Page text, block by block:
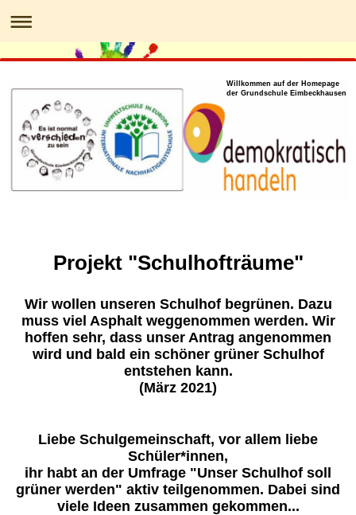
Willkommen auf der Homepage
der Grundschule Eimbeckhausen
Projekt "Schulhofträume"
Wir wollen unseren Schulhof begrünen. Dazu
muss viel Asphalt weggenommen werden. Wir
hoffen sehr, dass unser Antrag angenommen
wird und bald ein schöner grüner Schulhof
entstehen kann.
(März 2021)
Liebe Schulgemeinschaft, vor allem liebe
Schüler*innen,
ihr habt an der Umfrage "Unser Schulhof soll
grüner werden" aktiv teilgenommen. Dabei sind
viele Ideen zusammen gekommen...